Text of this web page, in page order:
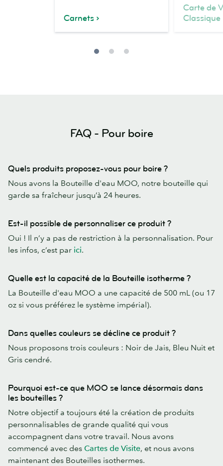
Carnets
Carte de
Classique
FAQ - Pour boire
Quels produits proposez-vous pour boire ?
Nous avons la Bouteille d'eau MOO, notre bouteille qui
garde sa fraîcheur jusqu’à 24 heures.
Est-il possible de personnaliser ce produit ?
Oui ! Il n’y a pas de restriction à la personnalisation. Pour
les infos, c’est par ici.
Quelle est la capacité de la Bouteille isotherme ?
La Bouteille d'eau MOO a une capacité de 500 mL (ou 17
oz si vous préférez le système impérial).
Dans quelles couleurs se décline ce produit ?
Nous proposons trois couleurs : Noir de Jais, Bleu Nuit et
Gris cendré.
Pourquoi est-ce que MOO se lance désormais dans
les bouteilles ?
Notre objectif a toujours été la création de produits
personnalisables de grande qualité qui vous
accompagnent dans votre travail. Nous avons
commencé avec des Cartes de Visite, et nous avons
maintenant des Bouteilles isothermes.